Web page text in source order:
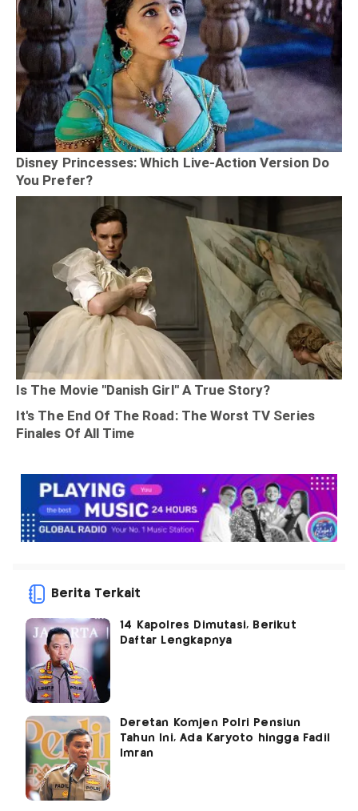
Berita Terkait
14 Kapolres Dimutasi, Berikut
Daftar Lengkapnya
Deretan Komjen Polri Pensiun
Tahun Ini, Ada Karyoto hingga Fadil
Imran